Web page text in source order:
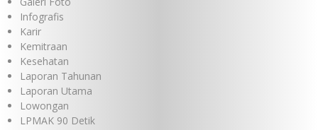
Infografis
Karir
Kemitraan
Kesehatan
Laporan Tahunan
Laporan Utama
Lowongan
LPMAK 90 Detik